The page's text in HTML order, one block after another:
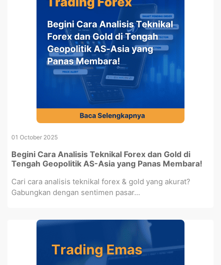
01 October 2025
Begini Cara Analisis Teknikal Forex dan Gold di
Tengah Geopolitik AS-Asia yang Panas Membara!
Cari cara analisis teknikal forex & gold yang akurat?
Gabungkan dengan sentimen pasar...